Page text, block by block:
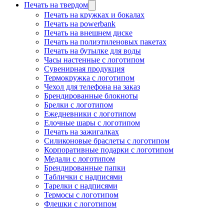
Печать на твердом
Печать на кружках и бокалах
Печать на powerbank
Печать на внешнем диске
Печать на полиэтиленовых пакетах
Печать на бутылке для воды
Часы настенные с логотипом
Сувенирная продукция
Термокружка с логотипом
Чехол для телефона на заказ
Брендированные блокноты
Брелки с логотипом
Ежедневники с логотипом
Елочные шары с логотипом
Печать на зажигалках
Силиконовые браслеты с логотипом
Корпоративные подарки с логотипом
Медали с логотипом
Брендированные папки
Таблички с надписями
Тарелки с надписями
Термосы с логотипом
Флешки с логотипом